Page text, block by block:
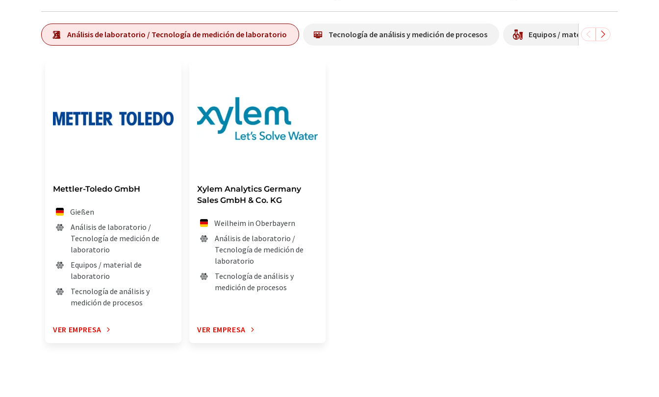
Análisis de laboratorio / Tecnología de medición de laboratorio Tecnología de análisis y medición de procesos Equipos / material de laboratorio
Mettler-Toledo GmbH
Gießen
Análisis de laboratorio /
Tecnología de medición de
laboratorio
Equipos / material de
laboratorio
Tecnología de análisis y
medición de procesos
VER EMPRESA
Xylem Analytics Germany
Sales GmbH & Co. KG
Weilheim in Oberbayern
Análisis de laboratorio /
Tecnología de medición de
laboratorio
Tecnología de análisis y
medición de procesos
VER EMPRESA